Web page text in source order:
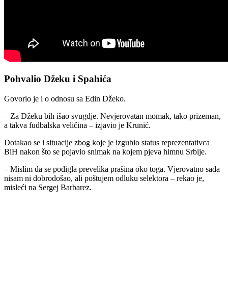
Pohvalio Džeku i Spahića
Govorio je i o odnosu sa Edin Džeko.
– Za Džeku bih išao svugdje. Nevjerovatan momak, tako prizeman,
a takva fudbalska veličina – izjavio je Krunić.
Dotakao se i situacije zbog koje je izgubio status reprezentativca
BiH nakon što se pojavio snimak na kojem pjeva himnu Srbije.
– Mislim da se podigla prevelika prašina oko toga. Vjerovatno sada
nisam ni dobrodošao, ali poštujem odluku selektora – rekao je,
misleći na Sergej Barbarez.